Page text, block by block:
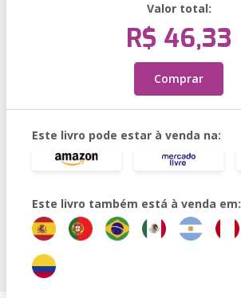
Valor total:
R$ 46,33
Comprar
Este livro pode estar à venda na:
Este livro também está à venda em: